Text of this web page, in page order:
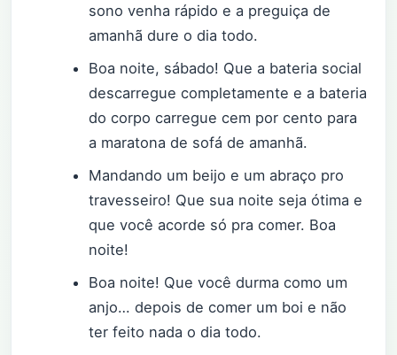
sono venha rápido e a preguiça de
amanhã dure o dia todo.
Boa noite, sábado! Que a bateria social
descarregue completamente e a bateria
do corpo carregue cem por cento para
a maratona de sofá de amanhã.
Mandando um beijo e um abraço pro
travesseiro! Que sua noite seja ótima e
que você acorde só pra comer. Boa
noite!
Boa noite! Que você durma como um
anjo… depois de comer um boi e não
ter feito nada o dia todo.